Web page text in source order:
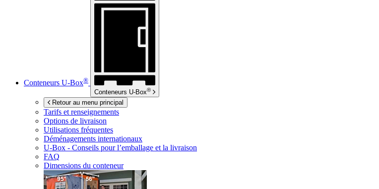
Conteneurs U-Box®
Conteneurs U-Box®
Retour au menu principal
Tarifs et renseignements
Options de livraison
Utilisations fréquentes
Déménagements internationaux
U-Box - Conseils pour l’emballage et la livraison
FAQ
Dimensions du conteneur